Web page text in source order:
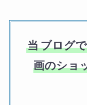
当ブログ
画のショ